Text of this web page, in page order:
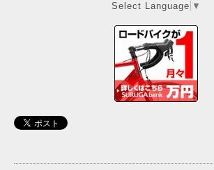
Select Language ▼